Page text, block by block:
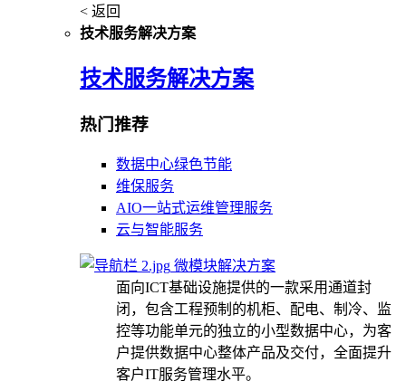
< 返回
技术服务解决方案
技术服务解决方案
热门推荐
数据中心绿色节能
维保服务
AIO一站式运维管理服务
云与智能服务
微模块解决方案
面向ICT基础设施提供的一款采用通道封
闭，包含工程预制的机柜、配电、制冷、监
控等功能单元的独立的小型数据中心，为客
户提供数据中心整体产品及交付，全面提升
客户IT服务管理水平。